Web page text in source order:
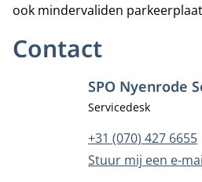
ook mindervaliden
Contact
SPO Nyenrode
Functietitel
Servicedesk
Telefoonnummer
+31 (070) 427 6655
E-mailadres
Stuur mij een e-